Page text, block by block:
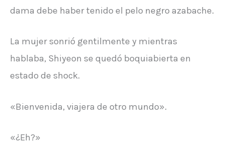
dama debe haber tenido el pelo negro azabache.
La mujer sonrió gentilmente y mientras
hablaba, Shiyeon se quedó boquiabierta en
estado de shock.
«Bienvenida, viajera de otro mundo».
«¿Eh?»